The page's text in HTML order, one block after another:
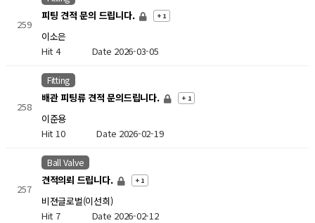
259
피팅 견적 문의 드립니다. + 1
이소은
Hit 4 Date 2026-03-05
258
Fitting
배관 피팅류 견적 문의드립니다. + 1
이준용
Hit 10Date 2026-02-19
257
Ball Valve
견적의뢰 드립니다. + 1
비젼글로벌(이선희)
Hit 7 Date 2026-02-12